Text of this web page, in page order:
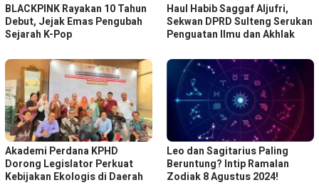
BLACKPINK Rayakan 10 Tahun
Debut, Jejak Emas Pengubah
Sejarah K-Pop
Haul Habib Saggaf Aljufri,
Sekwan DPRD Sulteng Serukan
Penguatan Ilmu dan Akhlak
Akademi Perdana KPHD
Dorong Legislator Perkuat
Kebijakan Ekologis di Daerah
Leo dan Sagitarius Paling
Beruntung? Intip Ramalan
Zodiak 8 Agustus 2024!